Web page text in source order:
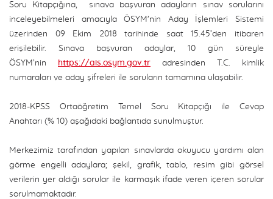
Soru Kitapçığına, sınava başvuran adayların sınav sorularını
inceleyebilmeleri amacıyla ÖSYM’nin Aday İşlemleri Sistemi
üzerinden 09 Ekim 2018 tarihinde saat 15.45’den itibaren
erişilebilir. Sınava başvuran adaylar, 10 gün süreyle
ÖSYM’nin https://ais.osym.gov.tr adresinden T.C. kimlik
numaraları ve aday şifreleri ile soruların tamamına ulaşabilir.
2018-KPSS Ortaöğretim Temel Soru Kitapçığı ile Cevap
Anahtarı (% 10) aşağıdaki bağlantıda sunulmuştur.
Merkezimiz tarafından yapılan sınavlarda okuyucu yardımı alan
görme engelli adaylara; şekil, grafik, tablo, resim gibi görsel
verilerin yer aldığı sorular ile karmaşık ifade veren içeren sorular
sorulmamaktadır.